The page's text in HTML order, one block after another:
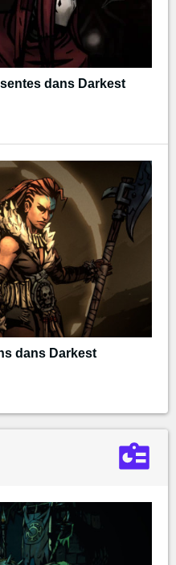
dans Darkest
dans Darkest